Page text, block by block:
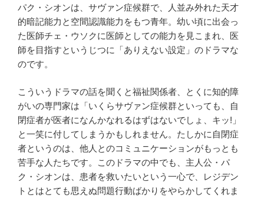
ン
ニ
ン
グ
パク・シオンは、サヴァン症候群で、人並み外れた天才
的暗記能力と空間認識能力をもつ青年。幼い頃に出会っ
た医師チェ・ウソクに医師としての能力を見こまれ、医
師を目指すというじつに「ありえない設定」のドラマな
のです。
こういうドラマの話を聞くと福祉関係者、とくに知的障
がいの専門家は「いくらサヴァン症候群といっても、自
閉症者が医者になんかなれるはずはないでしょ、キッ!」
と一笑に付してしまうかもしれません。たしかに自閉症
者というのは、他人とのコミュニケーションがもっとも
苦手な人たちです。このドラマの中でも、主人公・パ
ク・シオンは、患者を救いたいという一心で、レジデン
トとはとても思えぬ問題行動ばかりをやらかしてくれま